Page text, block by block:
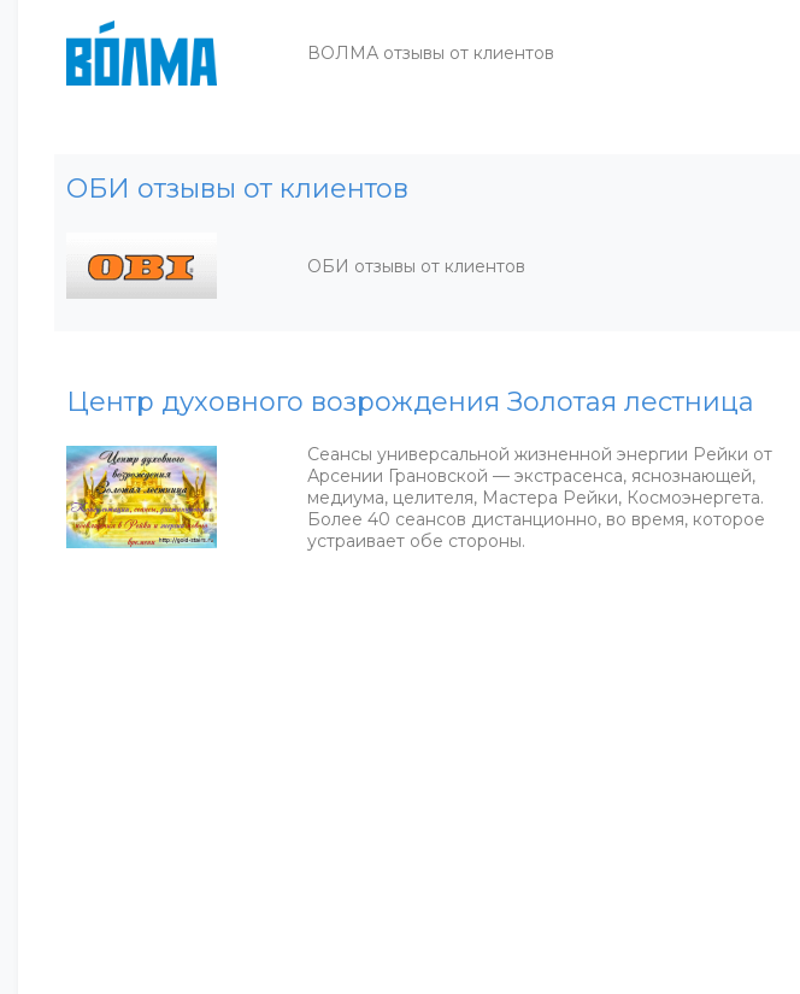
ВОЛМА отзывы от клиентов
ОБИ отзывы от клиентов
ОБИ отзывы от клиентов
Центр духовного возрождения Золотая лестница
Сеансы универсальной жизненной энергии Рейки от
Арсении Грановской — экстрасенса, яснознающей,
медиума, целителя, Мастера Рейки, Космоэнергета.
Более 40 сеансов дистанционно, во время, которое
устраивает обе стороны.